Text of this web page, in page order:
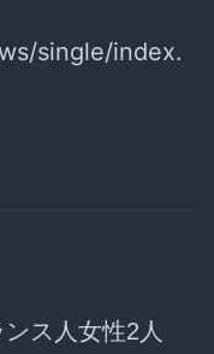
single/index.
ス人女性2人